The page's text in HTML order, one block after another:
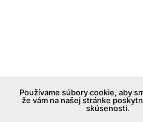
Používame súbory cookie, aby
že vám na našej stránke
skúsenosti.